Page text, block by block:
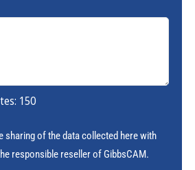
150
sharing of the data collected here with
responsible reseller of GibbsCAM.